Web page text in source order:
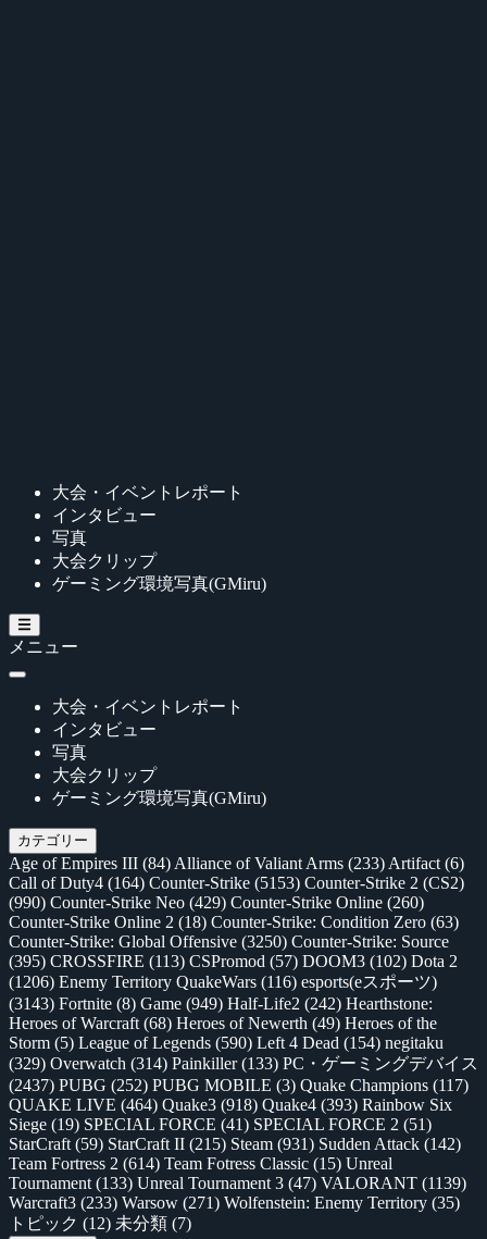
大会・イベントレポート
インタビュー
写真
大会クリップ
ゲーミング環境写真(GMiru)
メニュー
大会・イベントレポート
インタビュー
写真
大会クリップ
ゲーミング環境写真(GMiru)
カテゴリー
Age of Empires III (84) Alliance of Valiant Arms (233) Artifact (6)
Call of Duty4 (164) Counter-Strike (5153) Counter-Strike 2 (CS2)
(990) Counter-Strike Neo (429) Counter-Strike Online (260)
Counter-Strike Online 2 (18) Counter-Strike: Condition Zero (63)
Counter-Strike: Global Offensive (3250) Counter-Strike: Source
(395) CROSSFIRE (113) CSPromod (57) DOOM3 (102) Dota 2
(1206) Enemy Territory QuakeWars (116) esports(eスポーツ)
(3143) Fortnite (8) Game (949) Half-Life2 (242) Hearthstone:
Heroes of Warcraft (68) Heroes of Newerth (49) Heroes of the
Storm (5) League of Legends (590) Left 4 Dead (154) negitaku
(329) Overwatch (314) Painkiller(133) PC・ゲーミングデバイス
(2437) PUBG (252) PUBG MOBILE (3) Quake Champions (117)
QUAKE LIVE (464) Quake3 (918) Quake4 (393) Rainbow Six
Siege (19) SPECIAL FORCE (41) SPECIAL FORCE 2 (51)
StarCraft (59) StarCraft II (215) Steam (931) Sudden Attack (142)
Team Fortress 2 (614) Team Fotress Classic (15) Unreal
Tournament (133) Unreal Tournament 3 (47) VALORANT (1139)
Warcraft3 (233) Warsow (271) Wolfenstein: Enemy Territory (35)
トピック (12) 未分類 (7)